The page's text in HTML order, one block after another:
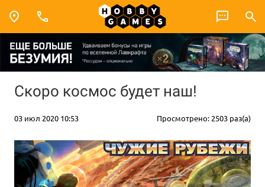
Скоро космос будет наш!
03 июл 2020 10:53 Просмотрено: 2503 раз(а)